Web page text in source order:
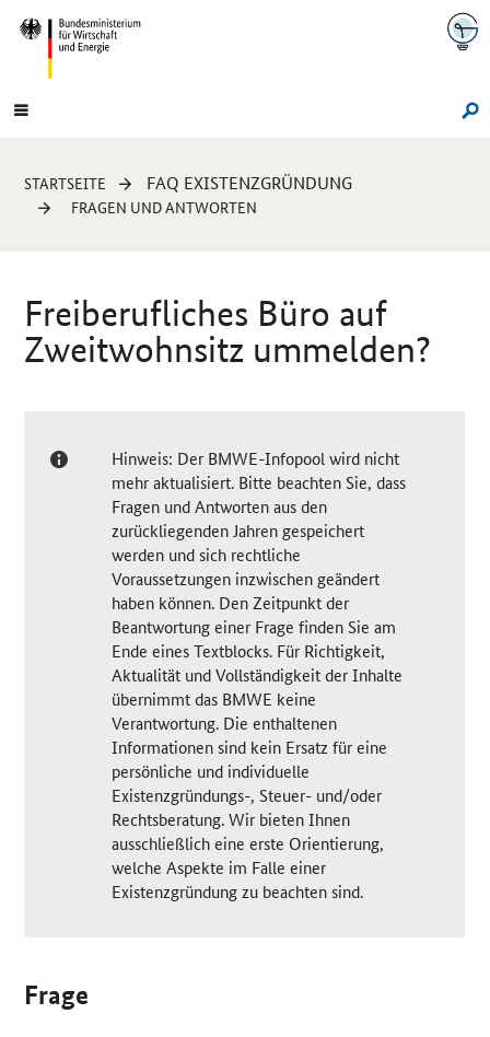
Navigation
Hauptmenü
Sie
sind
STARTSEITE FAQ EXISTENZGRÜNDUNG
FRAGEN UND ANTWORTEN
Freiberufliches Büro auf
Zweitwohnsitz ummelden?
Hinweis: Der BMWE-Infopool wird nicht
mehr aktualisiert. Bitte beachten Sie, dass
Fragen und Antworten aus den
zurückliegenden Jahren gespeichert
werden und sich rechtliche
Voraussetzungen inzwischen geändert
haben können. Den Zeitpunkt der
Beantwortung einer Frage finden Sie am
Ende eines Textblocks. Für Richtigkeit,
Aktualität und Vollständigkeit der Inhalte
übernimmt das BMWE keine
Verantwortung. Die enthaltenen
Informationen sind kein Ersatz für eine
persönliche und individuelle
Existenzgründungs-, Steuer- und/oder
Rechtsberatung. Wir bieten Ihnen
ausschließlich eine erste Orientierung,
welche Aspekte im Falle einer
Existenzgründung zu beachten sind.
Frage